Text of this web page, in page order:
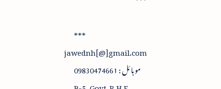
***
jawednh[@]gmail.com
موبائل : 09830474661